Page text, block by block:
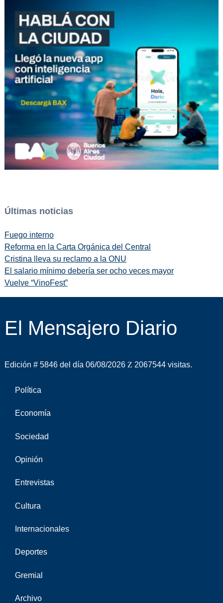
Últimas noticias
Fuego interno
Reforma en la Carta Orgánica del Central
Cristina lleva su reclamo a la ONU
El salario mínimo debería ser ocho veces mayor
Vuelve “VinoFest”
El Mensajero Diario
Edición # 5846 del día 06/08/2026 2067544 visitas.
Política
Economía
Sociedad
Opinión
Entrevistas
Cultura
Internacionales
Deportes
Gremial
Archivo